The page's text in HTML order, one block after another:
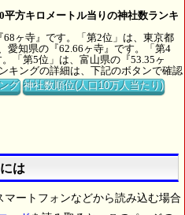
平方キロメートル当りの神社数ランキ
68ヶ寺』です。「第2位」は、東京都
愛知県の『62.66ヶ寺』です。「第4
「第5位」は、富山県の『53.35ヶ
キングの詳細は、下記のボタンで確認
グ 神社数順位(人口10万人当たり)
は
マートフォンなどから読み込む場合